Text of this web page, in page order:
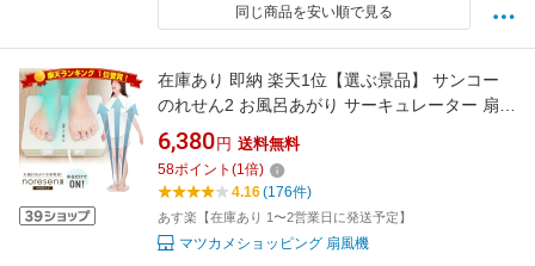
同じ商品を安い順で見る
在庫あり 即納 楽天1位【選ぶ景品】 サンコー
のれせん2 お風呂あがり サーキュレーター 扇風
機 体 ドライヤー 全身爽快 のれる扇風機 乗れせ
ん 送風機 節電扇風機 冷風機 ボディーファン 乗
れる扇風機 冷風機 冷風ファン 乗れる扇風器 乗
る扇風機 送風 ノレセン 乗る扇風機
6,380 円 送料無料
58ポイント (1 倍)
4.16(176件)
あす楽【在庫あり 1〜2営業日に発送予定】
マツカメショッピング 扇風機